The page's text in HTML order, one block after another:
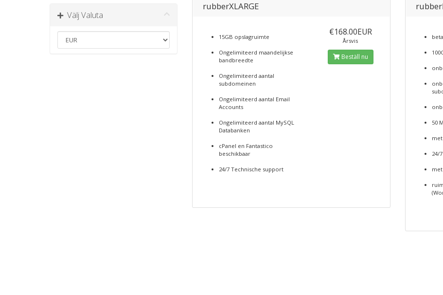
Välj Valuta
rubberXLARGE
15GB opslagruimte
Ongelimiteerd maandelijkse
bandbreedte
Ongelimiteerd aantal
subdomeinen
Ongelimiteerd aantal Email
Accounts
Ongelimiteerd aantal MySQL
Databanken
cPanel en Fantastico
beschikbaar
24/7 Technische support
€168.00EUR
Årsvis
Beställ nu
50
24/